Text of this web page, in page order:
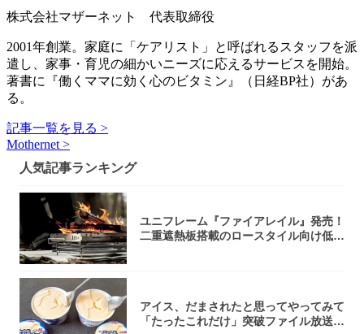
株式会社マザーネット 代表取締役
2001年創業。家庭に「ケアリスト」と呼ばれるスタッフを派
遣し、家事・育児の細かいニーズに応えるサービスを開始。
著書に『働くママに効く心のビタミン』（日経BP社）があ
る。
記事一覧を見る >
Mothernet >
人気記事ランキング
ユニフレーム『ファイアレイル』発売！
二重遮熱板搭載のロースタイル向け低型
アイス、だまされたと思ってやってみて
「たったこれだけ」突破ファイル放送で